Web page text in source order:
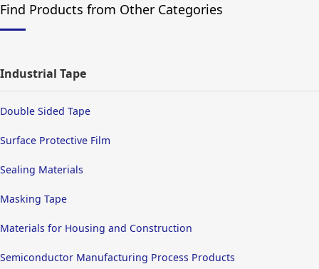
Find Products from Other Categories
Industrial Tape
Double Sided Tape
Surface Protective Film
Sealing Materials
Masking Tape
Materials for Housing and Construction
Semiconductor Manufacturing Process Products